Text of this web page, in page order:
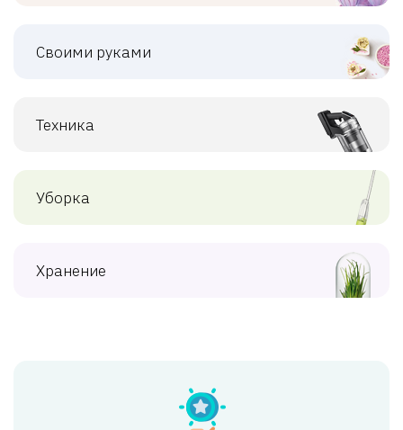
Своими руками
Техника
Уборка
Хранение